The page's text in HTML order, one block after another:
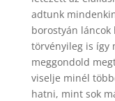
adtunk
borostyán láncok
törvényileg is így
meggondold
viselje minél
hatni, mint sok